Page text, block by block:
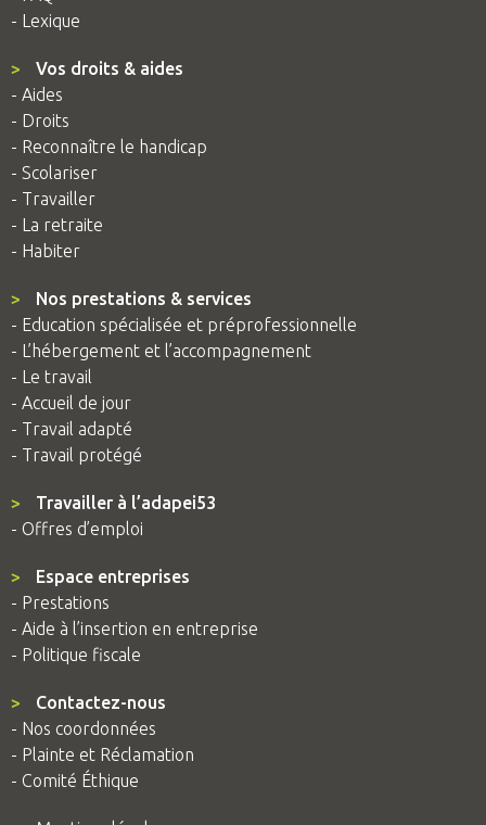
- Lexique
>
Vos droits & aides
- Aides
- Droits
- Reconnaître le handicap
- Scolariser
- Travailler
- La retraite
- Habiter
>
Nos prestations & services
- Education spécialisée et préprofessionnelle
- L’hébergement et l’accompagnement
- Le travail
- Accueil de jour
- Travail adapté
- Travail protégé
>
Travailler à l’adapei53
- Offres d’emploi
>
Espace entreprises
- Prestations
- Aide à l’insertion en entreprise
- Politique fiscale
>
Contactez-nous
- Nos coordonnées
- Plainte et Réclamation
- Comité Éthique